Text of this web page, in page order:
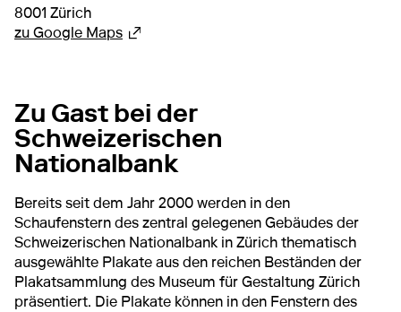
8001 Zürich
zu Google MapsExterner Link
Zu Gast bei der
Schweizerischen
Nationalbank
Bereits seit dem Jahr 2000 werden in den
Schaufenstern des zentral gelegenen Gebäudes der
Schweizerischen Nationalbank in Zürich thematisch
ausgewählte Plakate aus den reichen Beständen der
Plakatsammlung des Museum für Gestaltung Zürich
präsentiert. Die Plakate können in den Fenstern des